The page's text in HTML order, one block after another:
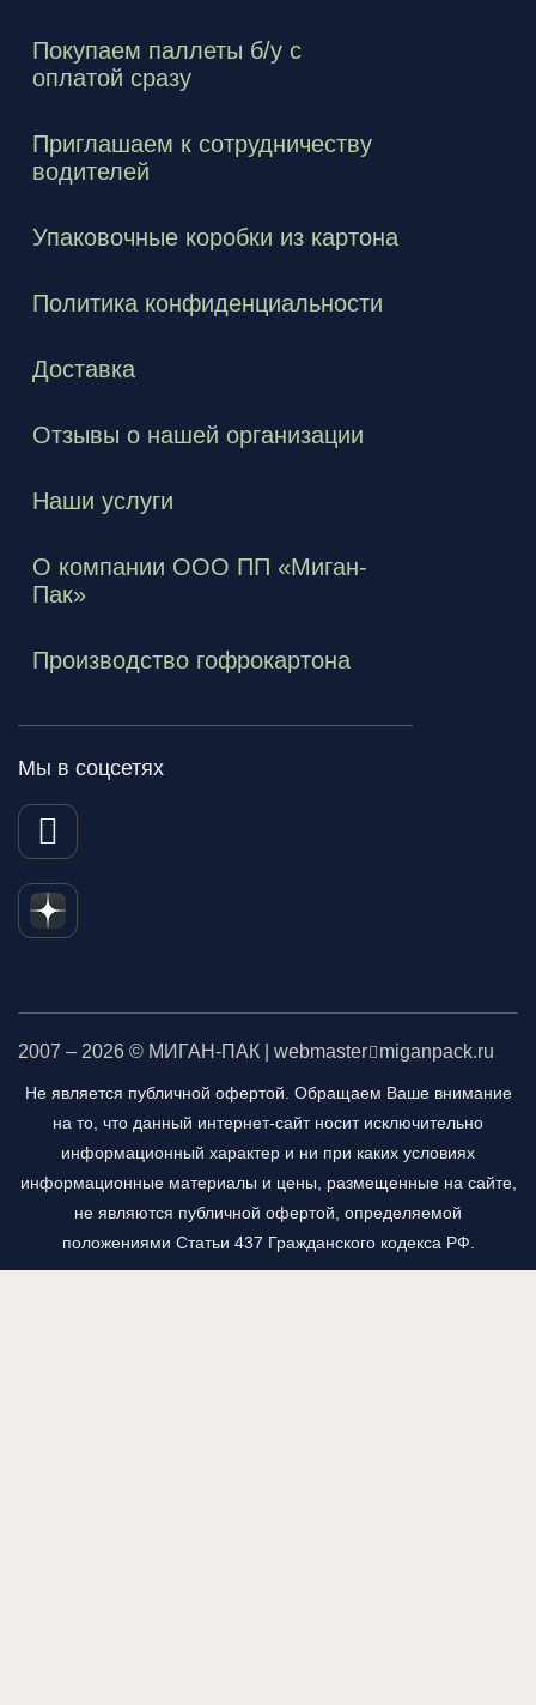
Покупаем паллеты б/у с
оплатой сразу
Приглашаем к сотрудничеству
водителей
Упаковочные коробки из картона
Политика конфиденциальности
Доставка
Отзывы о нашей организации
Наши услуги
О компании ООО ПП «Миган-
Пак»
Производство гофрокартона
Мы в соцсетях
2007 – 2026 © МИГАН-ПАК | webmaster miganpack.ru
Не является публичной офертой. Обращаем Ваше внимание
на то, что данный интернет-сайт носит исключительно
информационный характер и ни при каких условиях
информационные материалы и цены, размещенные на сайте,
не являются публичной офертой, определяемой
положениями Статьи 437 Гражданского кодекса РФ.